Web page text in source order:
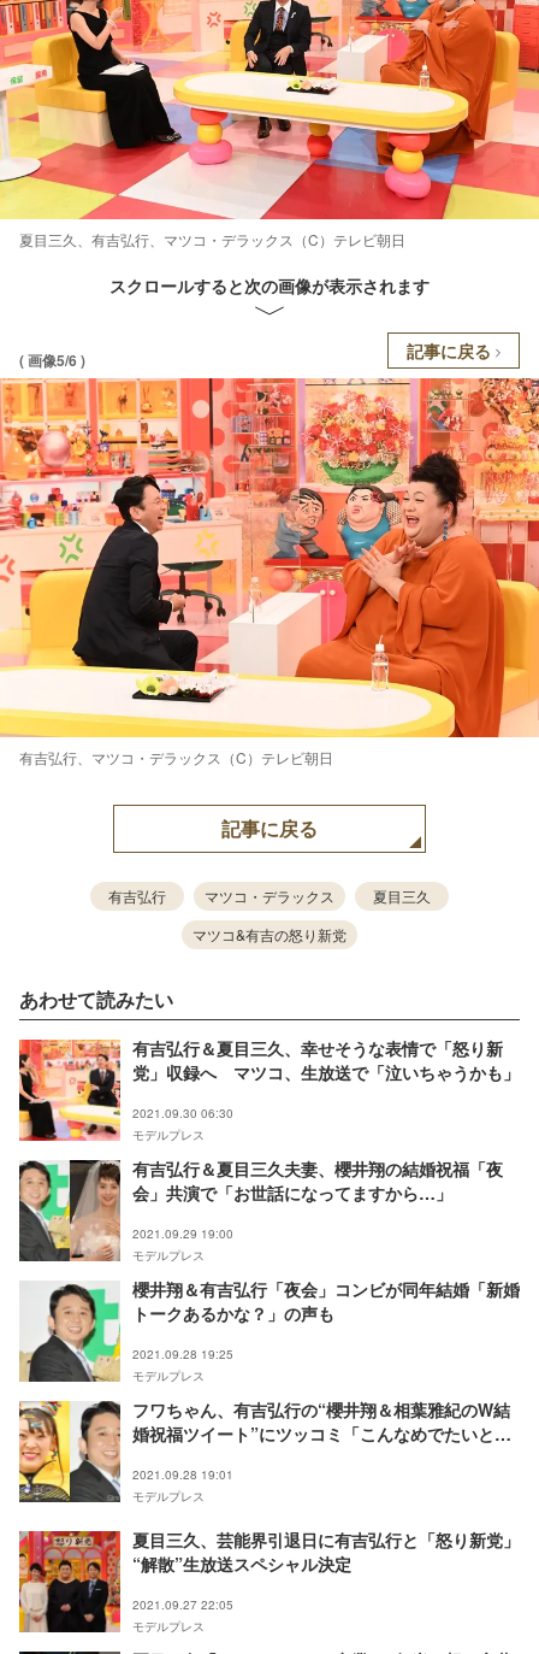
夏目三久、有吉弘行、マツコ・デラックス（C）テレビ朝日
スクロールすると次の画像が表示されます
( 画像5/6 ) 記事に戻る
有吉弘行、マツコ・デラックス（C）テレビ朝日
記事に戻る
有吉弘行 マツコ・デラックス
夏目三久
マツコ&有吉の怒り新党
あわせて読みたい
有吉弘行＆夏目三久、幸せそうな表情で「怒り新
党」収録へ マツコ、生放送で「泣いちゃうかも」
2021.09.30 06:30
モデルプレス
有吉弘行＆夏目三久夫妻、櫻井翔の結婚祝福「夜
会」共演で「お世話になってますから…」
2021.09.29 19:00
モデルプレス
櫻井翔＆有吉弘行「夜会」コンビが同年結婚「新婚
トークあるかな？」の声も
2021.09.28 19:25
モデルプレス
フワちゃん、有吉弘行の“櫻井翔＆相葉雅紀のW結
婚祝福ツイート”にツッコミ「こんなめでたいとき
2021.09.28 19:01
モデルプレス
夏目三久、芸能界引退日に有吉弘行と「怒り新党」
“解散”生放送スペシャル決定
2021.09.27 22:05
モデルプレス